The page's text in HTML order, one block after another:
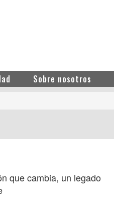
Sobre nosotros